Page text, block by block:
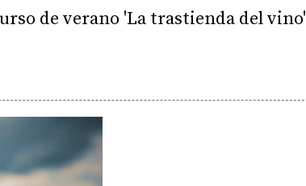
de verano 'La trastienda del vino'